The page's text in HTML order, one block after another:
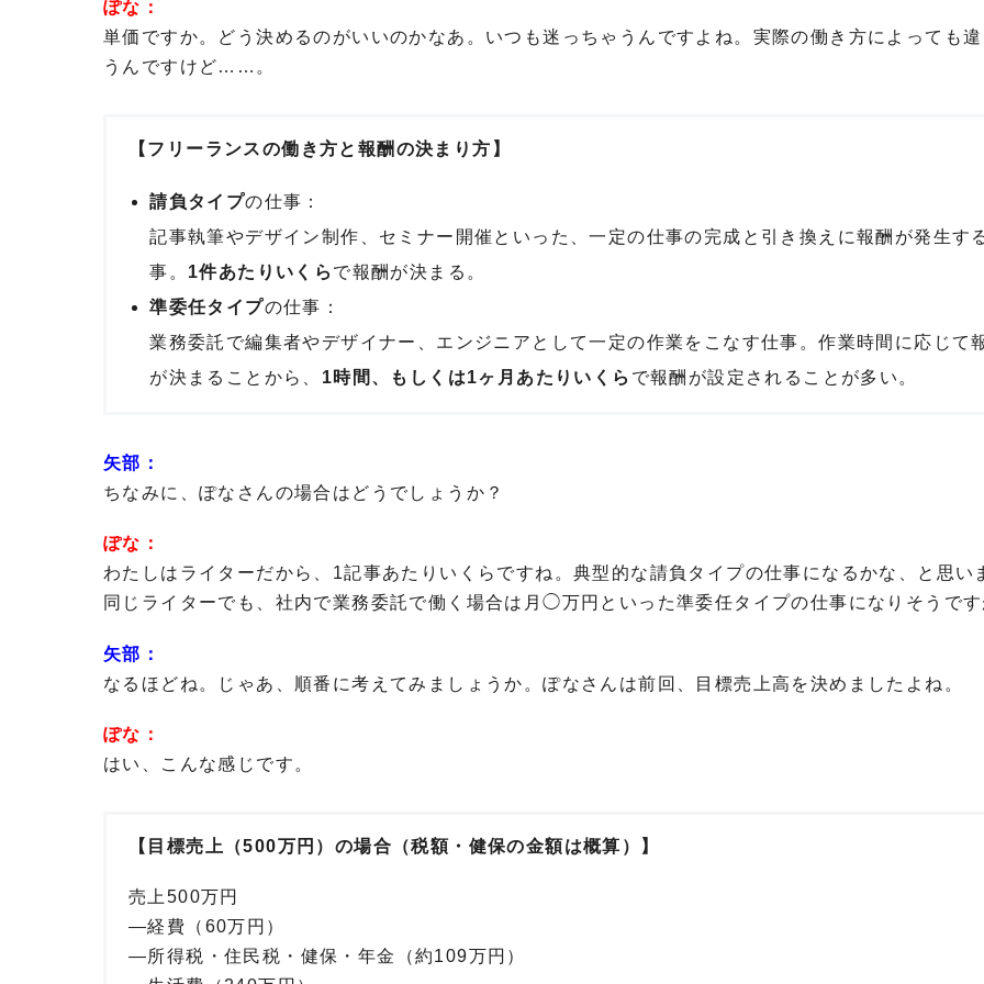
ぽな：
単価ですか。どう決めるのがいいのかなあ。いつも迷っちゃうんですよね。実際の働き方によっても違
うんですけど……。
【フリーランスの働き方と報酬の決まり方】
請負タイプの仕事：
記事執筆やデザイン制作、セミナー開催といった、一定の仕事の完成と引き換えに報酬が発生す
事。 1件あたりいくら で報酬が決まる。
準委任タイプの仕事：
業務委託で編集者やデザイナー、エンジニアとして一定の作業をこなす仕事。作業時間に応じて
が決まることから、 1時間、もしくは1ヶ月あたりいくら で報酬が設定されることが多い。
矢部：
ちなみに、ぽなさんの場合はどうでしょうか？
ぽな：
わたしはライターだから、1記事あたりいくらですね。典型的な請負タイプの仕事になるかな、と思い
同じライターでも、社内で業務委託で働く場合は月◯万円といった準委任タイプの仕事になりそうです
矢部：
なるほどね。じゃあ、順番に考えてみましょうか。ぽなさんは前回、目標売上高を決めましたよね。
ぽな：
はい、こんな感じです。
【目標売上（500万円）の場合（税額・健保の金額は概算）】
売上500万円
—経費（60万円）
—所得税・住民税・健保・年金（約109万円）